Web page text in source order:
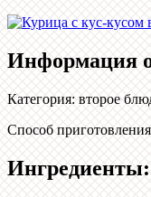
Информация
Категория:второе
Способ приготовления
Ингредиенты: